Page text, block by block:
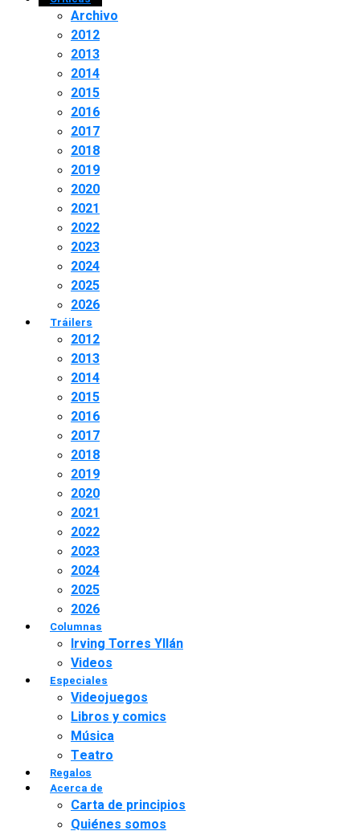
Archivo
2012
2013
2014
2015
2016
2017
2018
2019
2020
2021
2022
2023
2024
2025
2026
Tráilers
2012
2013
2014
2015
2016
2017
2018
2019
2020
2021
2022
2023
2024
2025
2026
Columnas
Irving Torres Yllán
Videos
Especiales
Videojuegos
Libros y comics
Música
Teatro
Regalos
Acerca de
Carta de principios
Quiénes somos